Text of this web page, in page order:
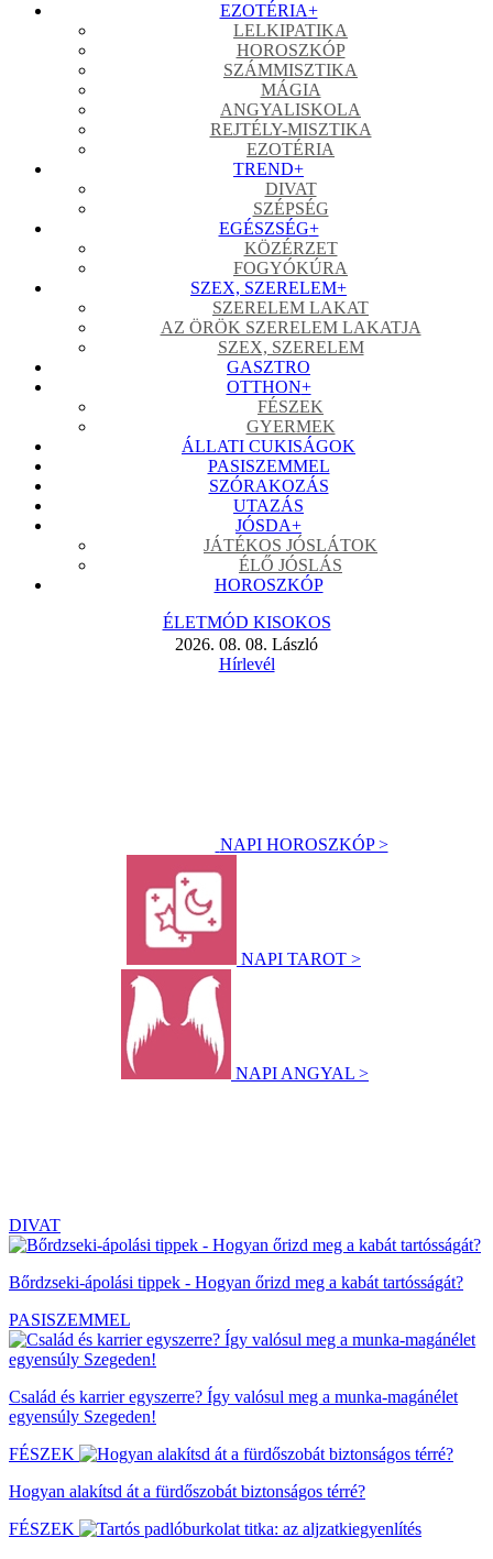
EZOTÉRIA+
LELKIPATIKA
HOROSZKÓP
SZÁMMISZTIKA
MÁGIA
ANGYALISKOLA
REJTÉLY-MISZTIKA
EZOTÉRIA
TREND+
DIVAT
SZÉPSÉG
EGÉSZSÉG+
KÖZÉRZET
FOGYÓKÚRA
SZEX, SZERELEM+
SZERELEM LAKAT
AZ ÖRÖK SZERELEM LAKATJA
SZEX, SZERELEM
GASZTRO
OTTHON+
FÉSZEK
GYERMEK
ÁLLATI CUKISÁGOK
PASISZEMMEL
SZÓRAKOZÁS
UTAZÁS
JÓSDA+
JÁTÉKOS JÓSLÁTOK
ÉLŐ JÓSLÁS
HOROSZKÓP
ÉLETMÓD KISOKOS
2026. 08. 08. László
Hírlevél
NAPI HOROSZKÓP >
NAPI TAROT >
NAPI ANGYAL >
DIVAT
Bőrdzseki-ápolási tippek - Hogyan őrizd meg a kabát tartósságát?
PASISZEMMEL
Család és karrier egyszerre? Így valósul meg a munka-magánélet
egyensúly Szegeden!
FÉSZEK
Hogyan alakítsd át a fürdőszobát biztonságos térré?
FÉSZEK